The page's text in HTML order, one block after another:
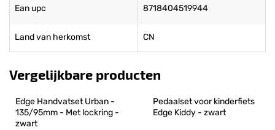
Ean upc 8718404519944
Land van herkomst CN
Vergelijkbare producten
Edge Handvatset Urban -
135/95mm - Met lockring -
zwart
Pedaalset voor kinderfiets
Edge Kiddy - zwart